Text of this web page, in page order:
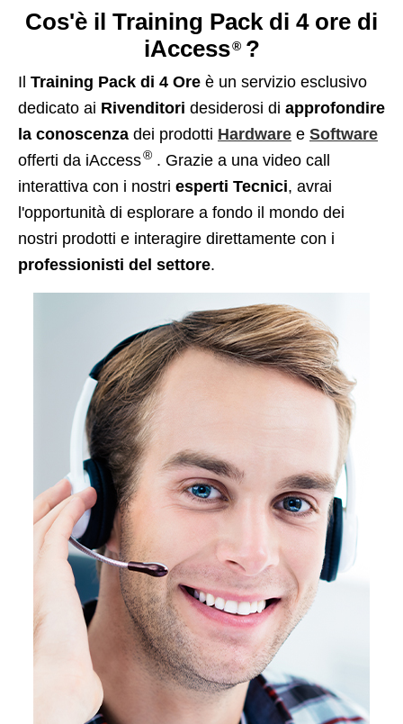
Cos'è il Training Pack di 4 ore di
iAccess® ?
Il Training Pack di 4 Ore è un servizio esclusivo
dedicato ai Rivenditori desiderosi di approfondire
la conoscenza dei prodotti Hardware e Software
offerti da iAccess® . Grazie a una video call
interattiva con i nostri esperti Tecnici, avrai
l'opportunità di esplorare a fondo il mondo dei
nostri prodotti e interagire direttamente con i
professionisti del settore.